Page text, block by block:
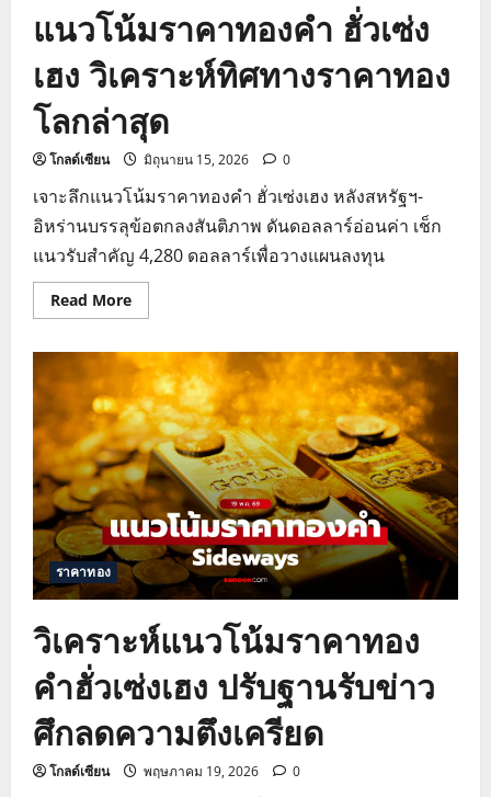
แนวโน้มราคาทองคำ ฮั่วเซ่ง
เฮง วิเคราะห์ทิศทางราคาทอง
โลกล่าสุด
โกลด์เซียน มิถุนายน 15, 2026 0
เจาะลึกแนวโน้มราคาทองคำ ฮั่วเซ่งเฮง หลังสหรัฐฯ-
อิหร่านบรรลุข้อตกลงสันติภาพ ดันดอลลาร์อ่อนค่า เช็ก
แนวรับสำคัญ 4,280 ดอลลาร์เพื่อวางแผนลงทุน
Read MoreRead
more
โน้ม
ราคา
ทองคำ
ฮั่ว
เซ่ง
เฮง
วิเคราะห์
ทิศทาง
ราคา
ทอง
โลก
ล่าสุด
ราคาทอง
วิเคราะห์แนวโน้มราคาทอง
คำฮั่วเซ่งเฮง ปรับฐานรับข่าว
ศึกลดความตึงเครียด
โกลด์เซียน พฤษภาคม 19, 2026 0